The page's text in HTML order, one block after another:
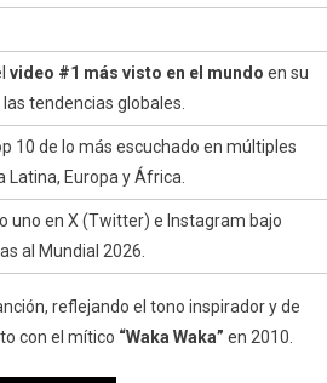
video #1 más visto en el mundo en su
tendencias globales.
10 de lo más escuchado en múltiples
Latina, Europa y África.
uno en X (Twitter) e Instagram bajo
al Mundial 2026.
reflejando el tono inspirador y de
con el mítico “Waka Waka” en 2010.